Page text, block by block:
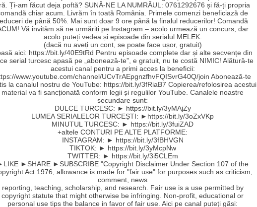
Ți-am făcut deja poftă? SUNĂ-NE LA NUMRĂUL: 0761292676 și fă-ți propria
chiar acum. Livrăm în toată România. Primele comenzi beneficiază de
de până 50%. Mai sunt doar 9 ore până la finalul reducerilor! Comandă
Vă invităm să ne urmăriți pe Instagram – acolo urmează un concurs, dar
acolo puteți vedea și episoade din serialul MELEK.
(dacă nu aveți un cont, se poate face ușor, gratuit)
aici: https://bit.ly/40E9tRd Pentru episoade complete dar și alte secvențe din
serial turcesc apasă pe „abonează-te”, e gratuit, nu te costă NIMIC! Alătură-te
acestui canal pentru a primi acces la beneficii:
www.youtube.com/channel/UCvTrAEpgnzfhvFQISvrG40Q/join Abonează-te
la canalul nostru de YouTube: https://bit.ly/3fRiaB7 Copierea/refolosirea acestui
material va fi sancționată conform legii și regulilor YouTube. Canalele noastre
secundare sunt:
DULCE TURCESC: ► https://bit.ly/3yMAjZy
LUMEA SERIALELOR TURCEȘTI: ►https://bit.ly/3oZxVKp
MINUTUL TURCESC: ► https://bit.ly/3fuiZAD
+altele CONTURI PE ALTE PLATFORME:
INSTAGRAM: ► https://bit.ly/3fBHVGN
TIKTOK: ► https://bit.ly/3yMcpNw
TWITTER: ► https://bit.ly/3i5CLEm
►SHARE ►SUBSCRIBE "Copyright Disclaimer Under Section 107 of the
Act 1976, allowance is made for "fair use" for purposes such as criticism,
comment, news
reporting, teaching, scholarship, and research. Fair use is a use permitted by
copyright statute that might otherwise be infringing. Non-profit, educational or
personal use tips the balance in favor of fair use. Aici pe canal puteți găsi: